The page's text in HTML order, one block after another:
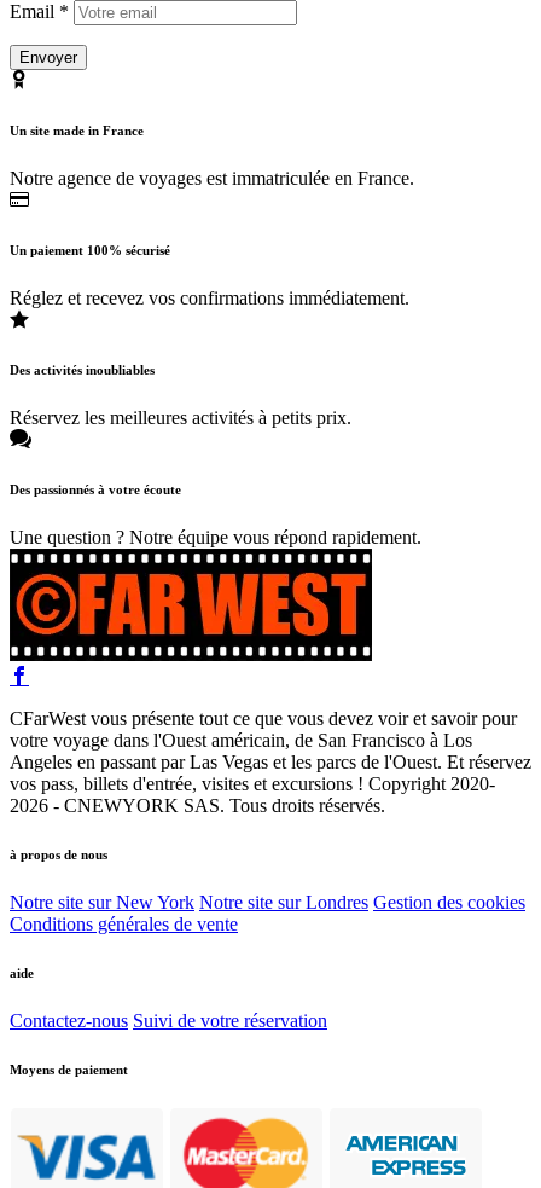
Email *
Un site made in France
Notre agence de voyages est immatriculée en France.
Un paiement 100% sécurisé
Réglez et recevez vos confirmations immédiatement.
Des activités inoubliables
Réservez les meilleures activités à petits prix.
Des passionnés à votre écoute
Une question ? Notre équipe vous répond rapidement.
CFarWest vous présente tout ce que vous devez voir et savoir pour
votre voyage dans l'Ouest américain, de San Francisco à Los
Angeles en passant par Las Vegas et les parcs de l'Ouest. Et réservez
vos pass, billets d'entrée, visites et excursions ! Copyright 2020-
2026 - CNEWYORK SAS. Tous droits réservés.
à propos de nous
Notre site sur New York Notre site sur Londres Gestion des cookies
Conditions générales de vente
aide
Contactez-nous Suivi de votre réservation
Moyens de paiement